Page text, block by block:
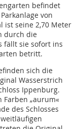
befindet
von
ist seine 2,70 Meter
durch die
fällt sie sofort ins
betritt.
sich die
Wasserstrich
Ippenburg.
„aurum«
des Schlosses